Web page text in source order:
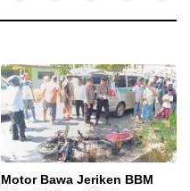
Motor Bawa Jeriken BBM